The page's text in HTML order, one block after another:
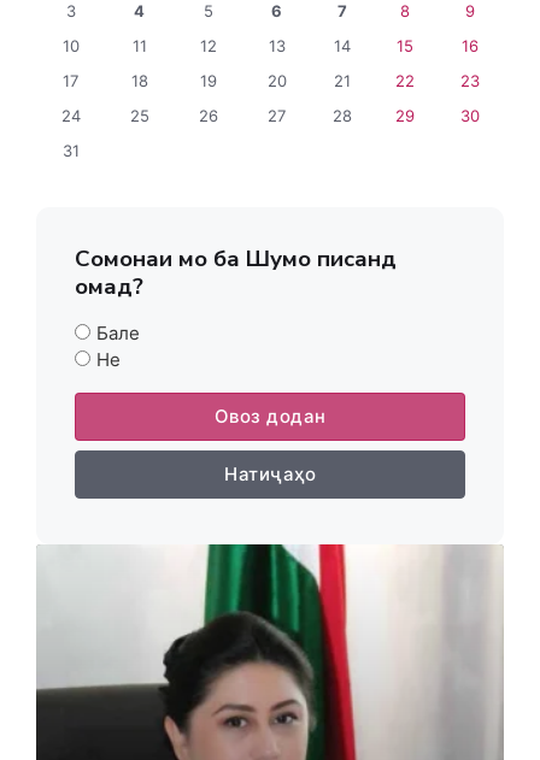
3
4 5 6 7 8
9
10
11 12 13 14 15
16
17
18 19 20 21 22
23
24
25 26 27 28 29
30
31
Сомонаи мо ба Шумо писанд
омад?
Бале
Не
Овоз додан
Натиҷаҳо